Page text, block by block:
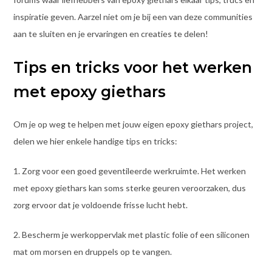
inspiratie geven. Aarzel niet om je bij een van deze communities
aan te sluiten en je ervaringen en creaties te delen!
Tips en tricks voor het werken
met epoxy giethars
Om je op weg te helpen met jouw eigen epoxy giethars project,
delen we hier enkele handige tips en tricks:
1. Zorg voor een goed geventileerde werkruimte. Het werken
met epoxy giethars kan soms sterke geuren veroorzaken, dus
zorg ervoor dat je voldoende frisse lucht hebt.
2. Bescherm je werkoppervlak met plastic folie of een siliconen
mat om morsen en druppels op te vangen.